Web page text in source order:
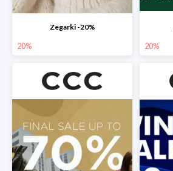
Zegarki -20%
20% 20%